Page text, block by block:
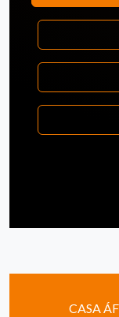
CASA